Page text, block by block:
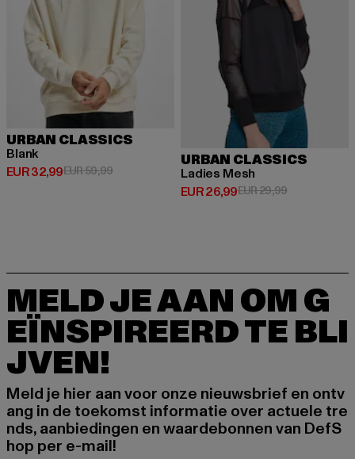
URBAN CLASSICS
Blank
EUR 32,99
Huidige prijs: EUR 32,99
EUR 59,99Actieprijs: EUR 59,99
URBAN CLASSICS
Ladies Mesh
EUR 26,99
Huidige prijs: EUR 26,99
EUR 29,99Actieprijs:
MELD JE AAN OM G
EÏNSPIREERD TE BLI
JVEN!
Meld je hier aan voor onze nieuwsbrief en ontv
ang in de toekomst informatie over actuele tre
nds, aanbiedingen en waardebonnen van DefS
hop per e-mail!